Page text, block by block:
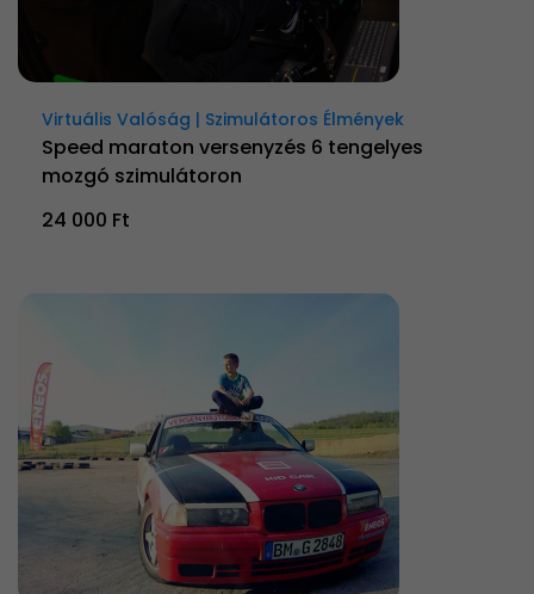
Virtuális Valóság | Szimulátoros Élmények
Speed maraton versenyzés 6 tengelyes
mozgó szimulátoron
24 000 Ft